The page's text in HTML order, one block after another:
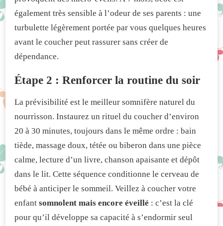
également très sensible à l’odeur de ses parents : une
turbulette légèrement portée par vous quelques heures
avant le coucher peut rassurer sans créer de
dépendance.
Étape 2 : Renforcer la routine du soir
La prévisibilité est le meilleur somnifère naturel du
nourrisson. Instaurez un rituel du coucher d’environ
20 à 30 minutes, toujours dans le même ordre : bain
tiède, massage doux, tétée ou biberon dans une pièce
calme, lecture d’un livre, chanson apaisante et dépôt
dans le lit. Cette séquence conditionne le cerveau de
bébé à anticiper le sommeil. Veillez à coucher votre
enfant somnolent mais encore éveillé : c’est la clé
pour qu’il développe sa capacité à s’endormir seul